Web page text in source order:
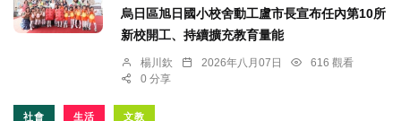
烏日區旭日國小校舍動工盧市長宣布任內第10所
新校開工、持續擴充教育量能
楊川欽 2026年八月07日
616 觀看
0 分享
社會 生活 文教